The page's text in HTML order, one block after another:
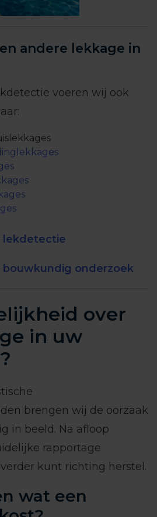
andere lekkage in
voeren wij ook
lekdetectie
bouwkundig onderzoek
over
in uw
brengen wij de oorzaak
in beeld. Na afloop
rapportage
kunt richting herstel.
wat een